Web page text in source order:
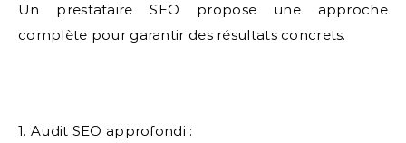
Un prestataire SEO propose une approche
complète pour garantir des résultats concrets.
1. Audit SEO approfondi :